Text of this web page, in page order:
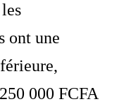
ont une
000 FCFA